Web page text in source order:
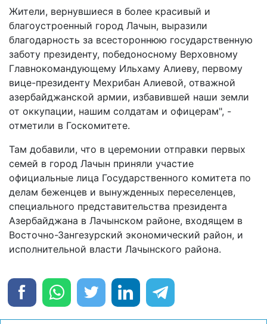
Жители, вернувшиеся в более красивый и
благоустроенный город Лачын, выразили
благодарность за всестороннюю государственную
заботу президенту, победоносному Верховному
Главнокомандующему Ильхаму Алиеву, первому
вице-президенту Мехрибан Алиевой, отважной
азербайджанской армии, избавившей наши земли
от оккупации, нашим солдатам и офицерам", -
отметили в Госкомитете.
Там добавили, что в церемонии отправки первых
семей в город Лачын приняли участие
официальные лица Государственного комитета по
делам беженцев и вынужденных переселенцев,
специального представительства президента
Азербайджана в Лачынском районе, входящем в
Восточно-Зангезурский экономический район, и
исполнительной власти Лачынского района.